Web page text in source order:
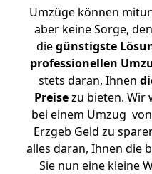
Umzüge können
aber keine Sorge,
diegünstigste
professionellen
stets daran, Ihnen
Preisezu bieten. Wir
bei einem Umzug
Erzgeb Geld zu
alles daran, Ihnen die
Sie nun eine kleine